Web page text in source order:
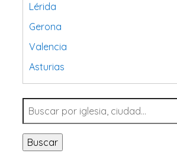
Lérida
Gerona
Valencia
Asturias
Tarragona
Navarra
Valladolid
Sevilla
Buscar